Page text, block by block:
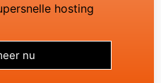
hosting
nu